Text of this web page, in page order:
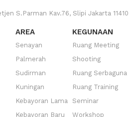
S.Parman Kav.76, Slipi Jakarta 11410
AREA
Senayan
Palmerah
Sudirman
Kuningan
Kebayoran Lama
Kebayoran Baru
KEGUNAAN
Ruang Meeting
Shooting
Ruang Serbaguna
Ruang Training
Seminar
Workshop